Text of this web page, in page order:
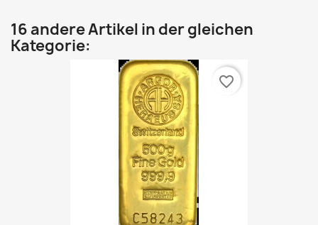
16 andere Artikel in der gleichen
Kategorie:
favorite_border